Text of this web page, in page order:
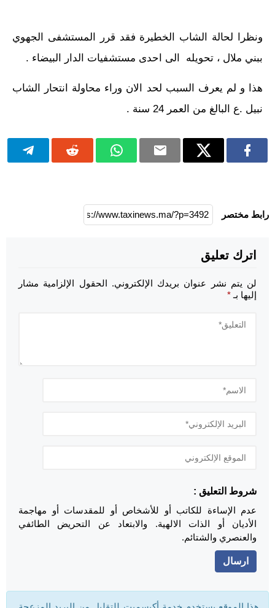
ونظرا لحالة الشاب الخطيرة فقد قرر المستشفى الجهوي
ببني ملال ، تحويله الى احدى مستشفيات الدار البيضاء .
هذا و لم يعرف السبب لحد الان وراء محاولة انتحار الشاب
نبيل .ع البالغ من العمر 24 سنة .
رابط مختصر
اترك تعليق
لن يتم نشر عنوان بريدك الإلكتروني. الحقول الإلزامية مشار
إليها بـ *
شروط التعليق :
عدم الإساءة للكاتب أو للأشخاص أو للمقدسات أو مهاجمة
الأديان أو الذات الالهية. والابتعاد عن التحريض الطائفي
والعنصري والشتائم.